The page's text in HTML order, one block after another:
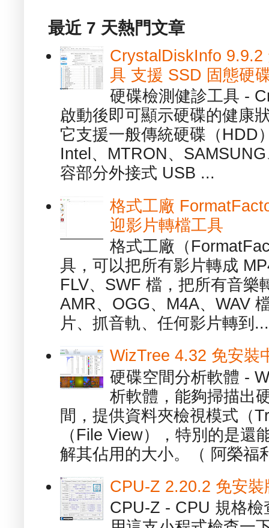
最近 7 天熱門文章
CrystalDiskInfo 9.9.2
具 支援 SSD 固態硬
硬碟檢測健診工具 -
啟動後即可顯示硬碟的健康
它支援一般傳統硬碟（HDD
Intel、MTRON、
容部分外接式 USB ...
格式工廠
迎影片轉檔工具
格式工廠（
具，可以把所有影片轉成
FLV、SWF 檔，把所有音樂
AMR、OGG、M4A、WAV
片、抓音軌、任何影片轉到...
WizTree 4.32 免安裝
硬碟空間分析軟體 -
析軟體，能夠掃描出
間，提供資料夾檢視模式（
（File View），特別的是還
解其佔用的大小。（ 阿榮福
CPU-Z 2.20.2 免安
CPU-Z - CPU 規格